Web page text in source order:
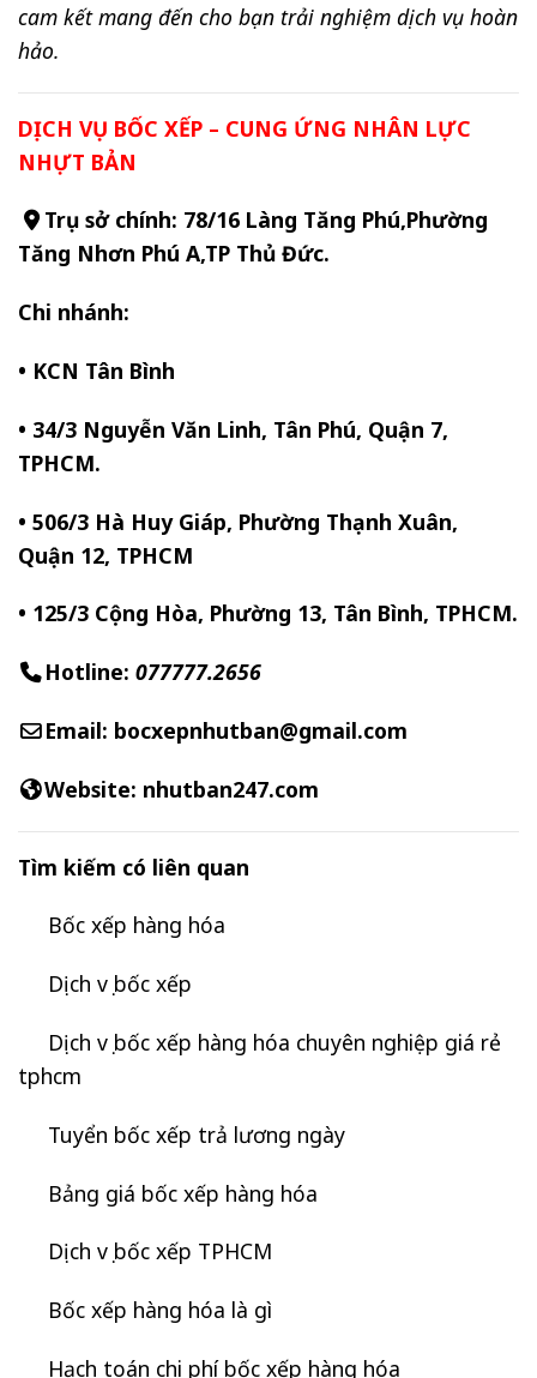
cam kết mang đến cho bạn trải nghiệm dịch vụ hoàn
hảo.
DỊCH VỤ BỐC XẾP – CUNG ỨNG NHÂN LỰC
NHỰT BẢN
Trụ sở chính: 78/16 Làng Tăng Phú,Phường
Tăng Nhơn Phú A,TP Thủ Đức.
Chi nhánh:
• KCN Tân Bình
• 34/3 Nguyễn Văn Linh, Tân Phú, Quận 7,
TPHCM.
• 506/3 Hà Huy Giáp, Phường Thạnh Xuân,
Quận 12, TPHCM
• 125/3 Cộng Hòa, Phường 13, Tân Bình, TPHCM.
Hotline: 077777.2656
Email: bocxepnhutban@gmail.com
Website: nhutban247.com
Tìm kiếm có liên quan
Bốc xếp hàng hóa
Dịch vụ bốc xếp
Dịch vụ bốc xếp hàng hóa chuyên nghiệp giá rẻ
tphcm
Tuyển bốc xếp trả lương ngày
Bảng giá bốc xếp hàng hóa
Dịch vụ bốc xếp TPHCM
Bốc xếp hàng hóa là gì
Hạch toán chi phí bốc xếp hàng hóa